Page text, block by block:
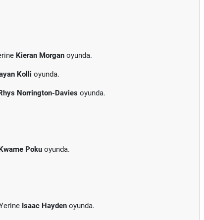
Kieran Morgan oyunda.
Kolli oyunda.
Norrington-Davies oyunda.
Poku oyunda.
Isaac Hayden oyunda.